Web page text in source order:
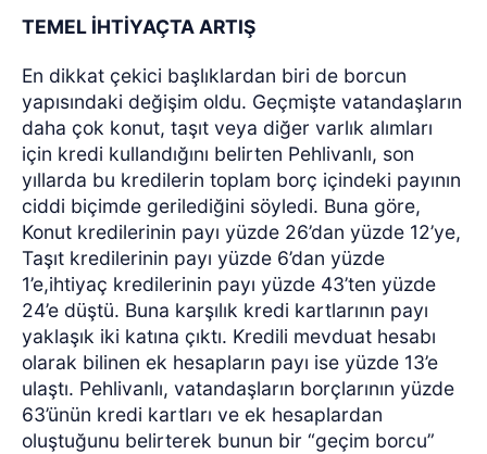
TEMEL İHTİYAÇTA ARTIŞ
En dikkat çekici başlıklardan biri de borcun
yapısındaki değişim oldu. Geçmişte vatandaşların
daha çok konut, taşıt veya diğer varlık alımları
için kredi kullandığını belirten Pehlivanlı, son
yıllarda bu kredilerin toplam borç içindeki payının
ciddi biçimde gerilediğini söyledi. Buna göre,
Konut kredilerinin payı yüzde 26’dan yüzde 12’ye,
Taşıt kredilerinin payı yüzde 6’dan yüzde
1’e,ihtiyaç kredilerinin payı yüzde 43’ten yüzde
24’e düştü. Buna karşılık kredi kartlarının payı
yaklaşık iki katına çıktı. Kredili mevduat hesabı
olarak bilinen ek hesapların payı ise yüzde 13’e
ulaştı. Pehlivanlı, vatandaşların borçlarının yüzde
63’ünün kredi kartları ve ek hesaplardan
oluştuğunu belirterek bunun bir “geçim borcu”